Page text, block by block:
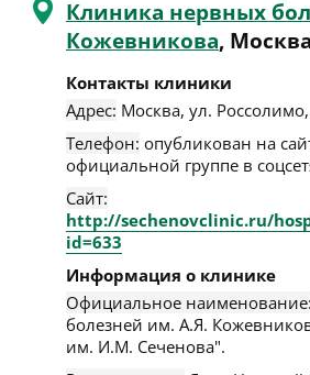
Клиника нервных
Кожевникова, Москва
Контакты клиники
Адрес: Москва, ул.
Телефон: опубликован на
официальной группе в
Сайт:
http://sechenovclinic.ru/
id=633
Информация о клинике
Официальное наименование:
болезней им. А.Я.
им. И.М. Сеченова".